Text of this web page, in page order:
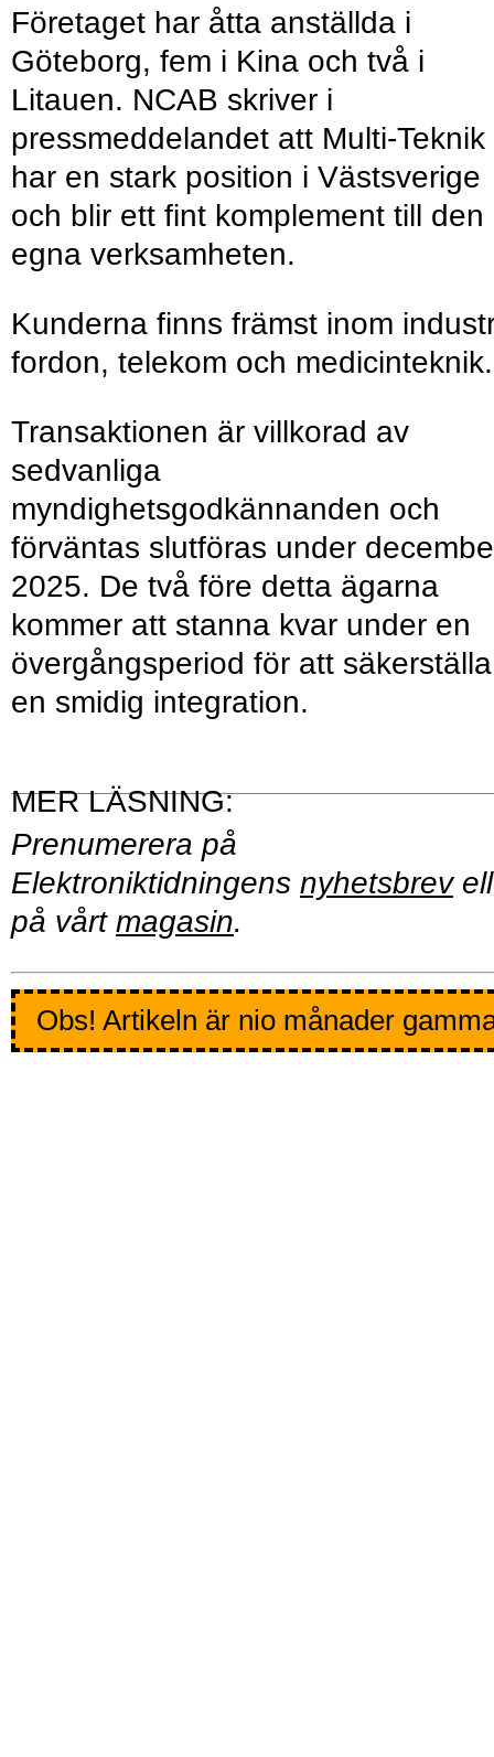
Företaget har åtta anställda i
Göteborg, fem i Kina och två i
Litauen. NCAB skriver i
pressmeddelandet att Multi-Teknik
har en stark position i Västsverige
och blir ett fint komplement till den
egna verksamheten.
Kunderna finns främst inom
fordon, telekom och medicinteknik.
Transaktionen är villkorad av
sedvanliga
myndighetsgodkännanden och
förväntas slutföras under
2025. De två före detta ägarna
kommer att stanna kvar under en
övergångsperiod för att säkerställa
en smidig integration.
Prenumerera på
Elektroniktidningens nyhetsbrev
på vårt magasin.
Obs! Artikeln är nio månader